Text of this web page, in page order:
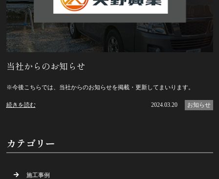
当社からのお知らせ
※今後こちらでは、当社からのお知らせを掲載・更新してまいります。
続きを読む 2024.03.20 お知らせ
カテゴリー
施工事例